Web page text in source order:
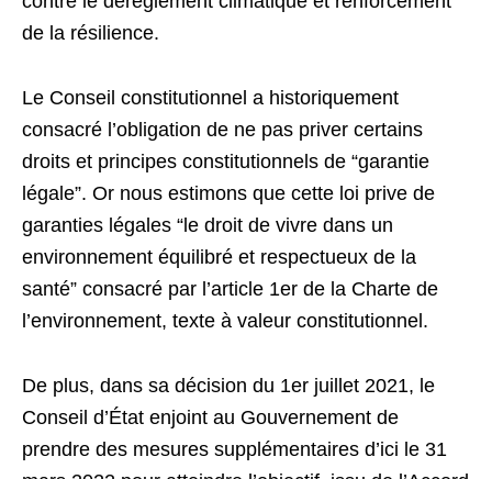
de la résilience.
Le Conseil constitutionnel a historiquement
consacré l’obligation de ne pas priver certains
droits et principes constitutionnels de “garantie
légale”. Or nous estimons que cette loi prive de
garanties légales “le droit de vivre dans un
environnement équilibré et respectueux de la
santé” consacré par l’article 1er de la Charte de
l’environnement, texte à valeur constitutionnel.
De plus, dans sa décision du 1er juillet 2021, le
Conseil d’État enjoint au Gouvernement de
prendre des mesures supplémentaires d’ici le 31